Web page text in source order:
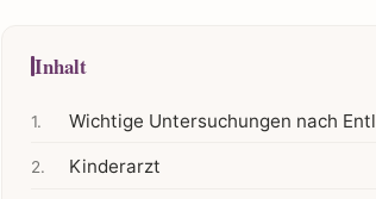
Inhalt
Wichtige Untersuchungen nach
Kinderarzt